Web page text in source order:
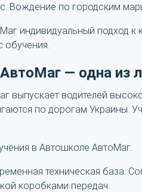
Вождение по городским
индивидуальный подход
— одна из
выпускает водителей
по дорогам Украины.
в Автошколе АвтоМаг:
техническая база.
коробками передач.